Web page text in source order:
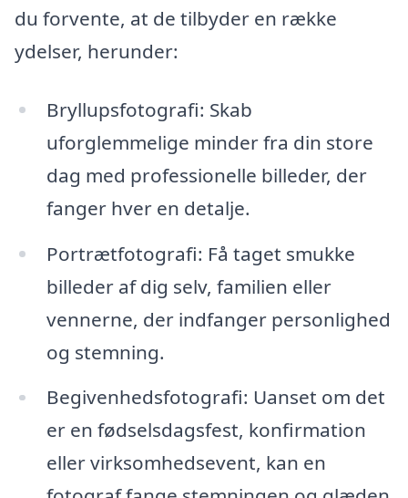
du forvente, at de tilbyder en række
ydelser, herunder:
Bryllupsfotografi: Skab
uforglemmelige minder fra din store
dag med professionelle billeder, der
fanger hver en detalje.
Portrætfotografi: Få taget smukke
billeder af dig selv, familien eller
vennerne, der indfanger personlighed
og stemning.
Begivenhedsfotografi: Uanset om det
er en fødselsdagsfest, konfirmation
eller virksomhedsevent, kan en